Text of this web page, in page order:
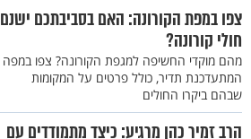
צפו במפת הקורונה: האם בסביבתכם ישנם
חולי קורונה?
מהם מוקדי החשיפה למגפת הקורונה? צפו במפה
המתעדכנת תדיר, כולל פרטים על המקומות
שבהם ביקרו החולים
הרב זמיר כהן מרגיע: כיצד מתמודדים עם